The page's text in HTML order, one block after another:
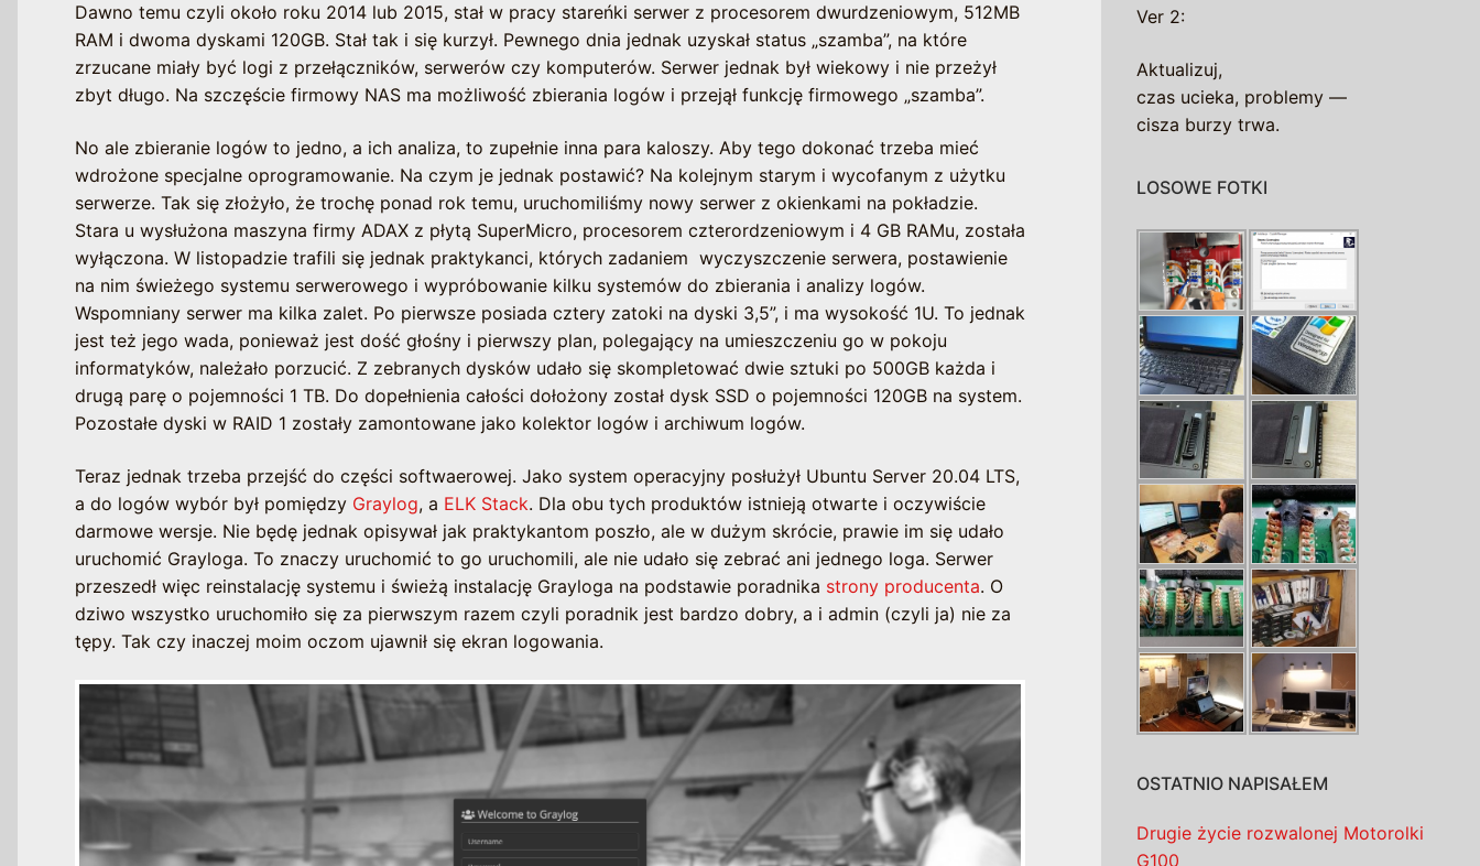
Dawno temu czyli około roku 2014 lub 2015, stał w pracy stareńki serwer z procesorem dwurdzeniowym, 512MB
RAM i dwoma dyskami 120GB. Stał tak i się kurzył. Pewnego dnia jednak uzyskał status „szamba”, na które
zrzucane miały być logi z przełączników, serwerów czy komputerów. Serwer jednak był wiekowy i nie przeżył
zbyt długo. Na szczęście firmowy NAS ma możliwość zbierania logów i przejął funkcję firmowego „szamba”.
No ale zbieranie logów to jedno, a ich analiza, to zupełnie inna para kaloszy. Aby tego dokonać trzeba mieć
wdrożone specjalne oprogramowanie. Na czym je jednak postawić? Na kolejnym starym i wycofanym z użytku
serwerze. Tak się złożyło, że trochę ponad rok temu, uruchomiliśmy nowy serwer z okienkami na pokładzie.
Stara u wysłużona maszyna firmy ADAX z płytą SuperMicro, procesorem czterordzeniowym i 4 GB RAMu, została
wyłączona. W listopadzie trafili się jednak praktykanci, których zadaniem wyczyszczenie serwera, postawienie
na nim świeżego systemu serwerowego i wypróbowanie kilku systemów do zbierania i analizy logów.
Wspomniany serwer ma kilka zalet. Po pierwsze posiada cztery zatoki na dyski 3,5”, i ma wysokość 1U. To jednak
jest też jego wada, ponieważ jest dość głośny i pierwszy plan, polegający na umieszczeniu go w pokoju
informatyków, należało porzucić. Z zebranych dysków udało się skompletować dwie sztuki po 500GB każda i
drugą parę o pojemności 1 TB. Do dopełnienia całości dołożony został dysk SSD o pojemności 120GB na system.
Pozostałe dyski w RAID 1 zostały zamontowane jako kolektor logów i archiwum logów.
Teraz jednak trzeba przejść do części softwaerowej. Jako system operacyjny posłużył Ubuntu Server 20.04 LTS,
a do logów wybór był pomiędzy Graylog, a ELK Stack. Dla obu tych produktów istnieją otwarte i oczywiście
darmowe wersje. Nie będę jednak opisywał jak praktykantom poszło, ale w dużym skrócie, prawie im się udało
uruchomić Grayloga. To znaczy uruchomić to go uruchomili, ale nie udało się zebrać ani jednego loga. Serwer
przeszedł więc reinstalację systemu i świeżą instalację Grayloga na podstawie poradnika strony producenta. O
dziwo wszystko uruchomiło się za pierwszym razem czyli poradnik jest bardzo dobry, a i admin (czyli ja) nie za
tępy. Tak czy inaczej moim oczom ujawnił się ekran logowania.
Ver 2:
Aktualizuj,
czas ucieka, problemy —
cisza burzy trwa.
LOSOWE FOTKI
OSTATNIO NAPISAŁEM
Drugie życie rozwalonej Motorolki
G100